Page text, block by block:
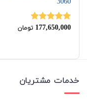
نمره5.00
177,650,000 تومان
خدمات مشتریان